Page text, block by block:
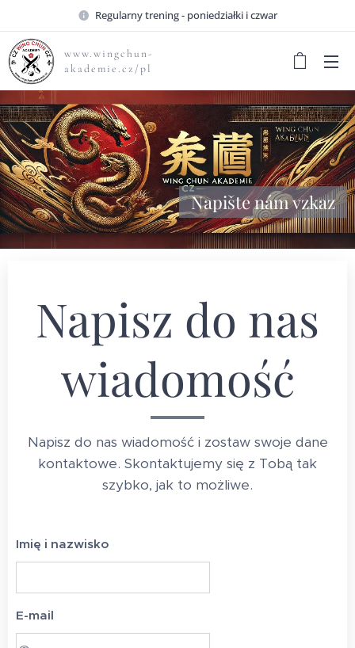
Regularny trening - poniedziałki i czwar
www.wingchun-
akademie.cz/pl
Napište nám vzkaz
Napisz do nas
wiadomość
Napisz do nas wiadomość i zostaw swoje dane
kontaktowe. Skontaktujemy się z Tobą tak
szybko, jak to możliwe.
Imię i nazwisko
E-mail